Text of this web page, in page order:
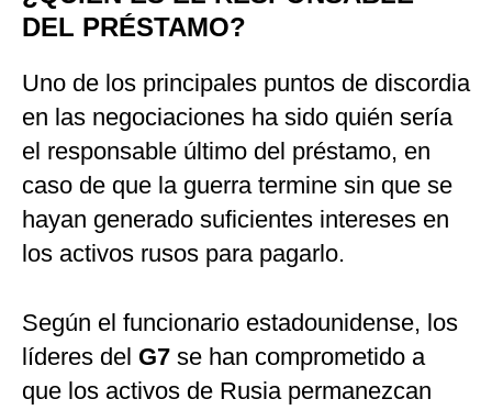
DEL PRÉSTAMO?
Uno de los principales puntos de discordia
en las negociaciones ha sido quién sería
el responsable último del préstamo, en
caso de que la guerra termine sin que se
hayan generado suficientes intereses en
los activos rusos para pagarlo.
Según el funcionario estadounidense, los
líderes del G7 se han comprometido a
que los activos de Rusia permanezcan